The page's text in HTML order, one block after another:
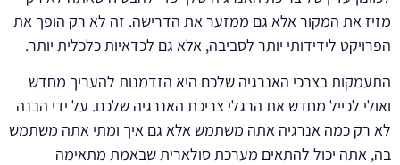
מזיז את המקור אלא גם ממזער את הדרישה. זה לא רק הופך את
הפרויקט לידידותי יותר לסביבה, אלא גם לכדאיות כלכלית יותר.
התעמקות בצרכי האנרגיה שלכם היא הזדמנות להעריך מחדש
ואולי לכייל מחדש את הרגלי צריכת האנרגיה שלכם. על ידי הבנה
לא רק כמה אנרגיה אתה משתמש אלא גם איך ומתי אתה משתמש
בה, אתה יכול להתאים מערכת סולארית שבאמת מתאימה